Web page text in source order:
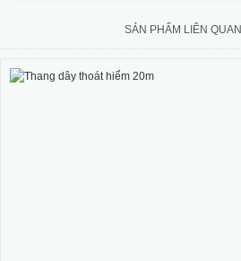
SẢN PHẨM LIÊN QUAN